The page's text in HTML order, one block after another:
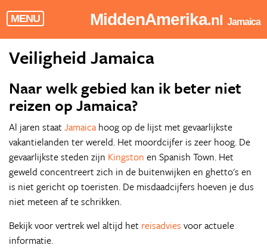
MENU MiddenAmerika.nl Jamaica
Veiligheid Jamaica
Naar welk gebied kan ik beter niet
reizen op Jamaica?
Al jaren staat Jamaica hoog op de lijst met gevaarlijkste
vakantielanden ter wereld. Het moordcijfer is zeer hoog. De
gevaarlijkste steden zijn Kingston en Spanish Town. Het
geweld concentreert zich in de buitenwijken en ghetto's en
is niet gericht op toeristen. De misdaadcijfers hoeven je dus
niet meteen af te schrikken.
Bekijk voor vertrek wel altijd het reisadvies voor actuele
informatie.